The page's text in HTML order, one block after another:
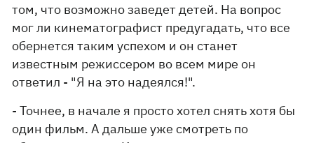
том, что возможно заведет детей. На вопрос
мог ли кинематографист предугадать, что все
обернется таким успехом и он станет
известным режиссером во всем мире он
ответил - "Я на это надеялся!".
- Точнее, в начале я просто хотел снять хотя бы
один фильм. А дальше уже смотреть по